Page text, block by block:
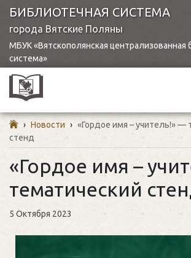
БИБЛИОТЕЧНАЯ СИСТЕМА
города Вятские Поляны
МБУК «Вятскополянская централизованная
система»
› Новости › «Гордое имя – учитель!» —
стенд
«Гордое имя –
тематический
5 Октября 2023